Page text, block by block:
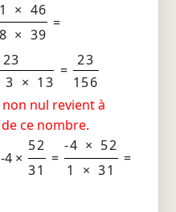
1 × 46
8 × 39
=
23
3 × 13
=
23
156
nul revient à
ce nombre.
4 ×
52
31
=
-4 × 52
1 × 31
=